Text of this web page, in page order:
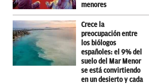
menores
Crece la
preocupación entre
los biólogos
españoles: el 9% del
suelo del Mar Menor
se está convirtiendo
en un desierto y cada